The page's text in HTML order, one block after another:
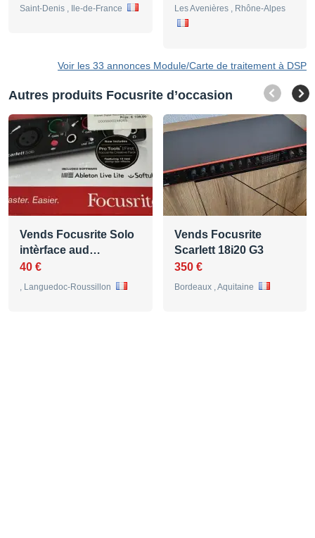
Saint-Denis , Ile-de-France Les Avenières , Rhône-Alpes
Voir les 33 annonces Module/Carte de traitement à DSP
Autres produits Focusrite d’occasion
Vends Focusrite Solo
intèrface aud…
40 €
, Languedoc-Roussillon
Vends Focusrite
Scarlett 18i20 G3
350 €
Bordeaux , Aquitaine